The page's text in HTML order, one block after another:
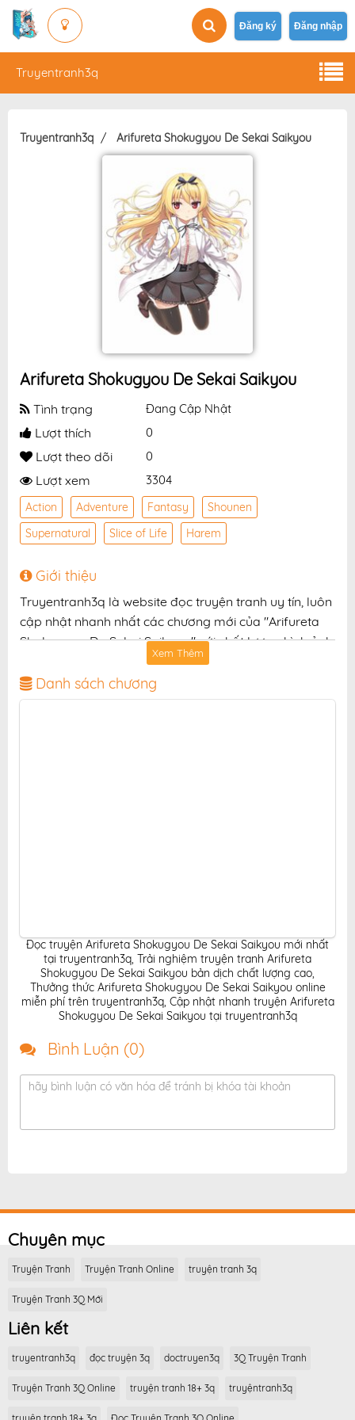
Đăng ký Đăng nhập
Truyentranh3q
Truyentranh3q Arifureta Shokugyou De Sekai Saikyou
Arifureta Shokugyou De Sekai Saikyou
Tình trạng Đang Cập Nhật
Lượt thích 0
Lượt theo dõi 0
Lượt xem 3304
Action Adventure Fantasy
Shounen
Supernatural
Slice of Life Harem
Giới thiệu
Truyentranh3q là website đọc truyện tranh uy tín, luôn
cập nhật nhanh nhất các chương mới của "Arifureta
Shokugyou De Sekai Saikyou" với chất lượng hình ảnh
sắc nét, bản dịch chuẩn và giao diện thân thiện, mang
đến trải nghiệm đọc truyện hấp dẫn, tiện lợi, hoàn
toàn miễn phí cho độc giả yêu thích truyện tranh
Xem Thêm
Danh sách chương
Đọc truyện Arifureta Shokugyou De Sekai Saikyou mới nhất
tại truyentranh3q, Trải nghiệm truyện tranh Arifureta
Shokugyou De Sekai Saikyou bản dịch chất lượng cao,
Thưởng thức Arifureta Shokugyou De Sekai Saikyou online
miễn phí trên truyentranh3q, Cập nhật nhanh truyện Arifureta
Shokugyou De Sekai Saikyou tại truyentranh3q
Bình Luận (0)
hãy bình luận có văn hóa để tránh bị khóa tài khoản
Chuyên mục
Truyện Tranh Truyện Tranh Online truyện tranh 3q
Truyện Tranh 3Q Mới
Liên kết
truyentranh3q đọc truyện 3q doctruyen3q 3Q Truyện Tranh
Truyện Tranh 3Q Online truyện tranh 18+ 3q truyệntranh3q